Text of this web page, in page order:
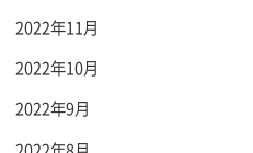
2022年11月
2022年10月
2022年9月